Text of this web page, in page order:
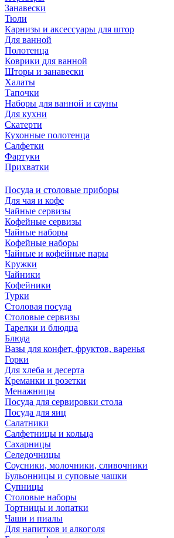
Занавески
Тюли
Карнизы и аксессуары для штор
Для ванной
Полотенца
Коврики для ванной
Шторы и занавески
Халаты
Тапочки
Наборы для ванной и сауны
Для кухни
Скатерти
Кухонные полотенца
Салфетки
Фартуки
Прихватки
Посуда и столовые приборы
Для чая и кофе
Чайные сервизы
Кофейные сервизы
Чайные наборы
Кофейные наборы
Чайные и кофейные пары
Кружки
Чайники
Кофейники
Турки
Столовая посуда
Столовые сервизы
Тарелки и блюдца
Блюда
Вазы для конфет, фруктов, варенья
Горки
Для хлеба и десерта
Креманки и розетки
Менажницы
Посуда для сервировки стола
Посуда для яиц
Салатники
Салфетницы и кольца
Сахарницы
Селедочницы
Соусники, молочники, сливочники
Бульонницы и суповые чашки
Супницы
Столовые наборы
Тортницы и лопатки
Чаши и пиалы
Для напитков и алкоголя